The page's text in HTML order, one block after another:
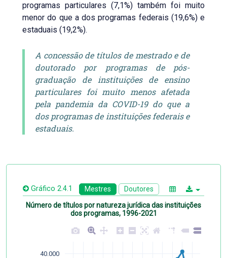
programas particulares (7,1%) também foi muito
menor do que a dos programas federais (19,6%) e
estaduais (19,2%).
A concessão de títulos de mestrado e de
doutorado por programas de pós-
graduação de instituições de ensino
particulares foi muito menos afetada
pela pandemia da COVID-19 do que a
dos programas de instituições federais e
estaduais.
Gráfico 2.4.1 Mestres Doutores
Número de títulos por natureza jurídica das instituições
dos programas, 1996-2021
40.000